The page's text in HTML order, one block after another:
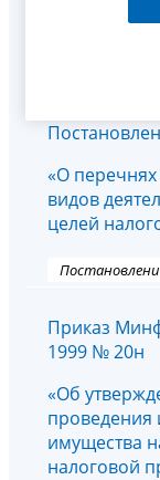
«О
видов
целей
Приказ
1999 № 20н
«Об
проведения
имущества
налоговой